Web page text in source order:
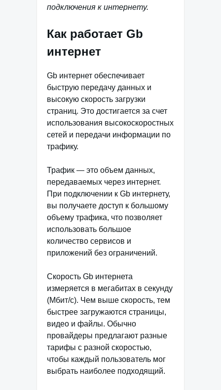
подключения к интернету.
Как работает Gb
интернет
Gb интернет обеспечивает
быструю передачу данных и
высокую скорость загрузки
страниц. Это достигается за счет
использования высокоскоростных
сетей и передачи информации по
трафику.
Трафик — это объем данных,
передаваемых через интернет.
При подключении к Gb интернету,
вы получаете доступ к большому
объему трафика, что позволяет
использовать большое
количество сервисов и
приложений без ограничений.
Скорость Gb интернета
измеряется в мегабитах в секунду
(Мбит/с). Чем выше скорость, тем
быстрее загружаются страницы,
видео и файлы. Обычно
провайдеры предлагают разные
тарифы с разной скоростью,
чтобы каждый пользователь мог
выбрать наиболее подходящий.